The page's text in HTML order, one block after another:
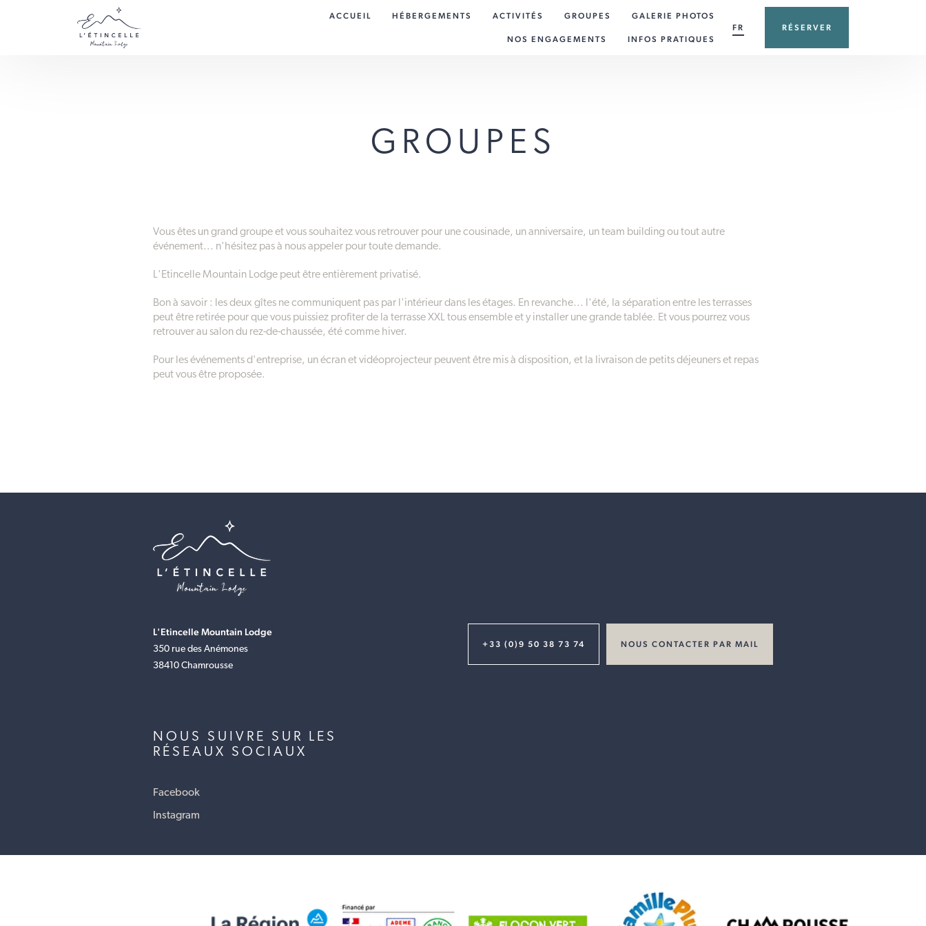
ACCUEIL HÉBERGEMENTS ACTIVITÉS GROUPES GALERIE PHOTOS
NOS ENGAGEMENTS INFOS PRATIQUES
FR RÉSERVER
GROUPES
Vous êtes un grand groupe et vous souhaitez vous retrouver pour une cousinade, un anniversaire, un team building ou tout autre
événement... n'hésitez pas à nous appeler pour toute demande.
L'Etincelle Mountain Lodge peut être entièrement privatisé.
Bon à savoir : les deux gîtes ne communiquent pas par l'intérieur dans les étages. En revanche... l'été, la séparation entre les terrasses
peut être retirée pour que vous puissiez profiter de la terrasse XXL tous ensemble et y installer une grande tablée. Et vous pourrez vous
retrouver au salon du rez-de-chaussée, été comme hiver.
Pour les événements d'entreprise, un écran et vidéoprojecteur peuvent être mis à disposition, et la livraison de petits déjeuners et repas
peut vous être proposée.
L'Etincelle Mountain Lodge
350 rue des Anémones
38410 Chamrousse
+33 (0)9 50 38 73 74 NOUS CONTACTER PAR MAIL
NOUS SUIVRE SUR LES
RÉSEAUX SOCIAUX
Facebook
Instagram